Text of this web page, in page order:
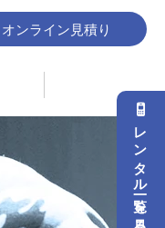
オンライン見積り
レンタル一覧を見る